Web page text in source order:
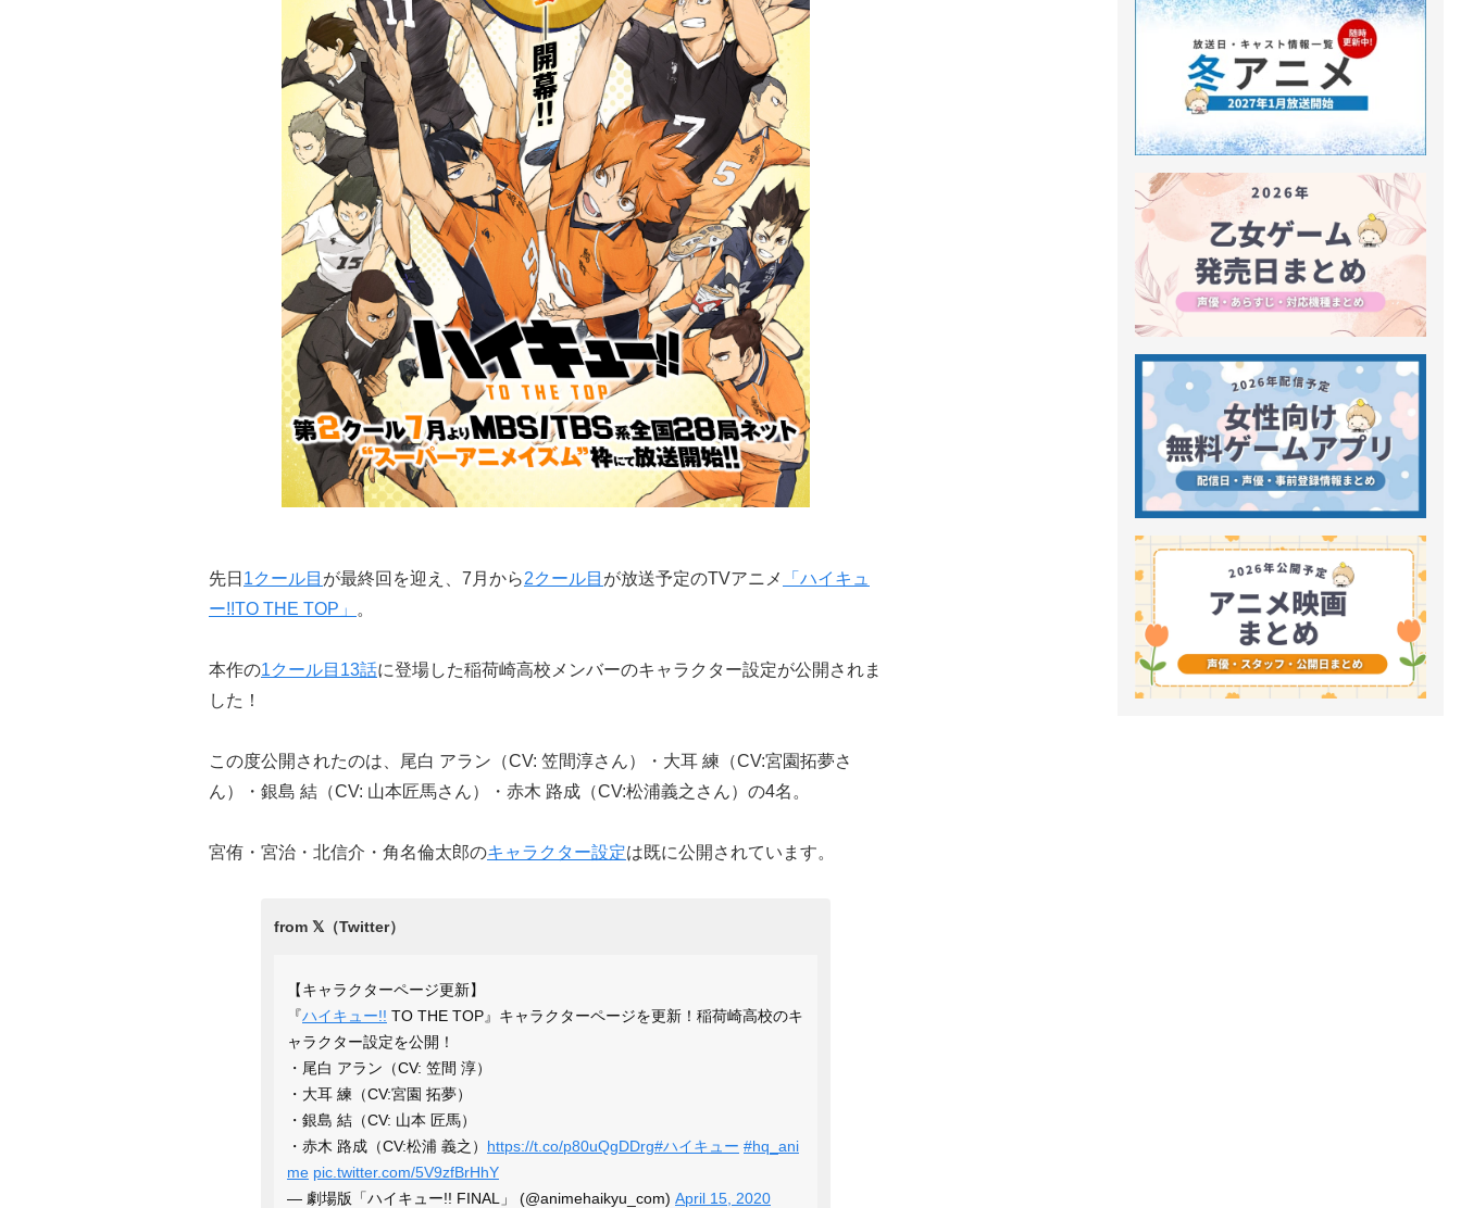
先日 1クール目 が最終回を迎え、7月から2クール目 が放送予定のTVアニメ
「ハイキュ
ー!!TO THE TOP」
。
本作の1クール目13話に登場した稲荷崎高校メンバーのキャラクター設定が公開されま
した！
この度公開されたのは、尾白 アラン（CV: 笠間淳さん）・大耳 練（CV:宮園拓夢さ
ん）・銀島 結（CV: 山本匠馬さん）・赤木 路成（CV:松浦義之さん）の4名。
宮侑・宮治・北信介・角名倫太郎のキャラクター設定は既に公開されています。
【キャラクターページ更新】
『ハイキュー!! TO THE TOP』キャラクターページを更新！稲荷崎高校のキ
ャラクター設定を公開！
・尾白 アラン（CV: 笠間 淳）
・大耳 練（CV:宮園 拓夢）
・銀島 結（CV: 山本 匠馬）
・赤木 路成（CV:松浦 義之） https://t.co/p80uQgDDrg#ハイキュー #hq_ani
me pic.twitter.com/5V9zfBrHhY
— 劇場版「ハイキュー!! FINAL」 (@animehaikyu_com) April 15, 2020